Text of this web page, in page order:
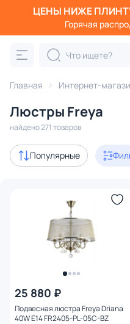
ЦЕНЫ НИЖЕ
Горячая
Главная Интернет-
Люстры Freya
найдено 271 товаров
Популярные
25 880 ₽
Подвесная люстра Freya Driana
40W E14 FR2405-PL-05C-BZ
Категория:
подвесные потолочные
Акции 3
Дизайнерский свет 19
В наличии 269
От